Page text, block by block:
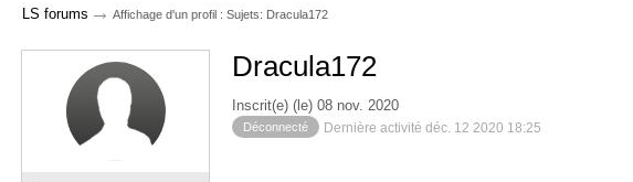
LS forums → Affichage d'un profil : Sujets: Dracula172
Dracula172
Inscrit(e) (le) 08 nov. 2020
Déconnecté Dernière activité déc. 12 2020 18:25